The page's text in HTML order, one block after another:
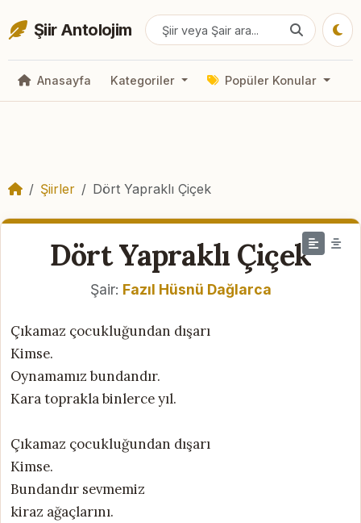
Şiir Antolojim
Anasayfa Kategoriler Popüler Konular
Şiirler Dört Yapraklı Çiçek
Dört Yapraklı Çiçek
Şair: Fazıl Hüsnü Dağlarca
Çıkamaz çocukluğundan dışarı
Kimse.
Oynamamız bundandır.
Kara toprakla binlerce yıl.
Çıkamaz çocukluğundan dışarı
Kimse.
Bundandır sevmemiz
kiraz ağaçlarını.